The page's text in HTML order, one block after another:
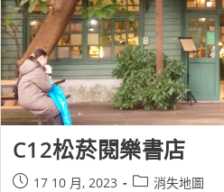
C12松菸閱樂書店
17 10 月, 2023 消失地圖